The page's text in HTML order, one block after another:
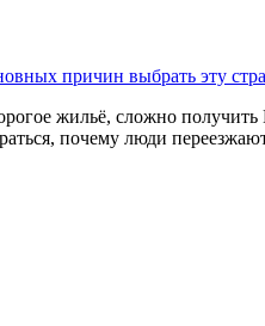
жильё, сложно
почему люди